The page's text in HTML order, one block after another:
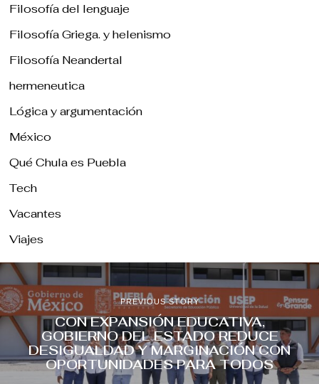
Filosofía del lenguaje
Filosofía Griega. y helenismo
Filosofía Neandertal
hermeneutica
Lógica y argumentación
México
Qué Chula es Puebla
Tech
Vacantes
Viajes
PREVIOUS STORY
CON EXPANSIÓN EDUCATIVA,
GOBIERNO DEL ESTADO REDUCE
DESIGUALDAD Y MARGINACIÓN CON
OPORTUNIDADES PARA TODOS